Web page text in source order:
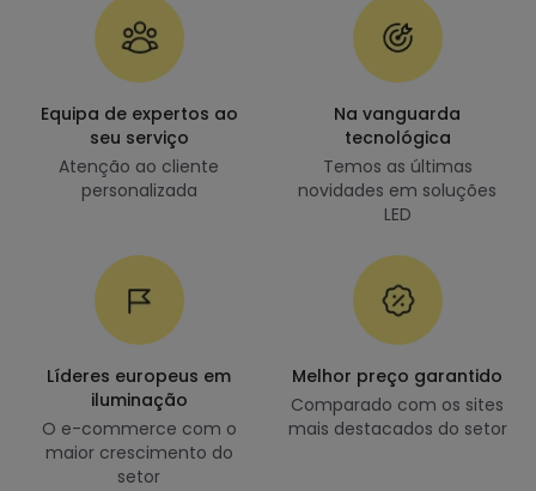
Equipa de expertos ao
seu serviço
Atenção ao cliente
personalizada
Na vanguarda
tecnológica
Temos as últimas
novidades em soluções
LED
Líderes europeus em
iluminação
O e-commerce com o
maior crescimento do
setor
Melhor preço garantido
Comparado com os sites
mais destacados do setor